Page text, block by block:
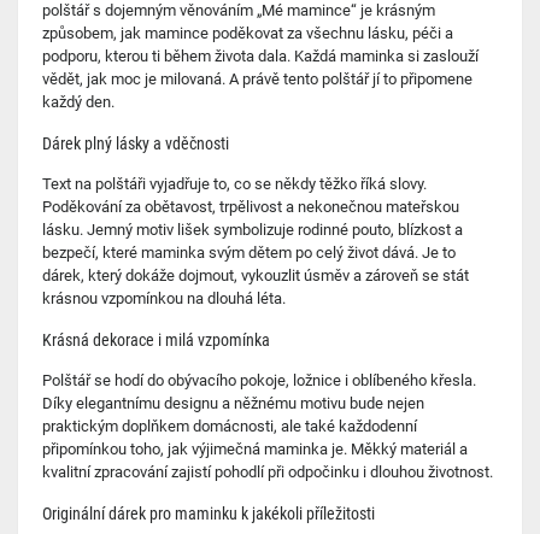
polštář s dojemným věnováním „Mé mamince“ je krásným
způsobem, jak mamince poděkovat za všechnu lásku, péči a
podporu, kterou ti během života dala. Každá maminka si zaslouží
vědět, jak moc je milovaná. A právě tento polštář jí to připomene
každý den.
Dárek plný lásky a vděčnosti
Text na polštáři vyjadřuje to, co se někdy těžko říká slovy.
Poděkování za obětavost, trpělivost a nekonečnou mateřskou
lásku. Jemný motiv lišek symbolizuje rodinné pouto, blízkost a
bezpečí, které maminka svým dětem po celý život dává. Je to
dárek, který dokáže dojmout, vykouzlit úsměv a zároveň se stát
krásnou vzpomínkou na dlouhá léta.
Krásná dekorace i milá vzpomínka
Polštář se hodí do obývacího pokoje, ložnice i oblíbeného křesla.
Díky elegantnímu designu a něžnému motivu bude nejen
praktickým doplňkem domácnosti, ale také každodenní
připomínkou toho, jak výjimečná maminka je. Měkký materiál a
kvalitní zpracování zajistí pohodlí při odpočinku i dlouhou životnost.
Originální dárek pro maminku k jakékoli příležitosti